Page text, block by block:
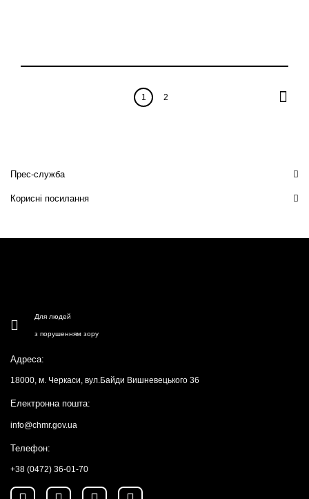
1 2
Прес-служба
Корисні посилання
Для людей
з порушенням зору
Адреса:
18000, м. Черкаси, вул.Байди Вишневецького 36
Електронна пошта:
info@chmr.gov.ua
Телефон:
+38 (0472) 36-01-70